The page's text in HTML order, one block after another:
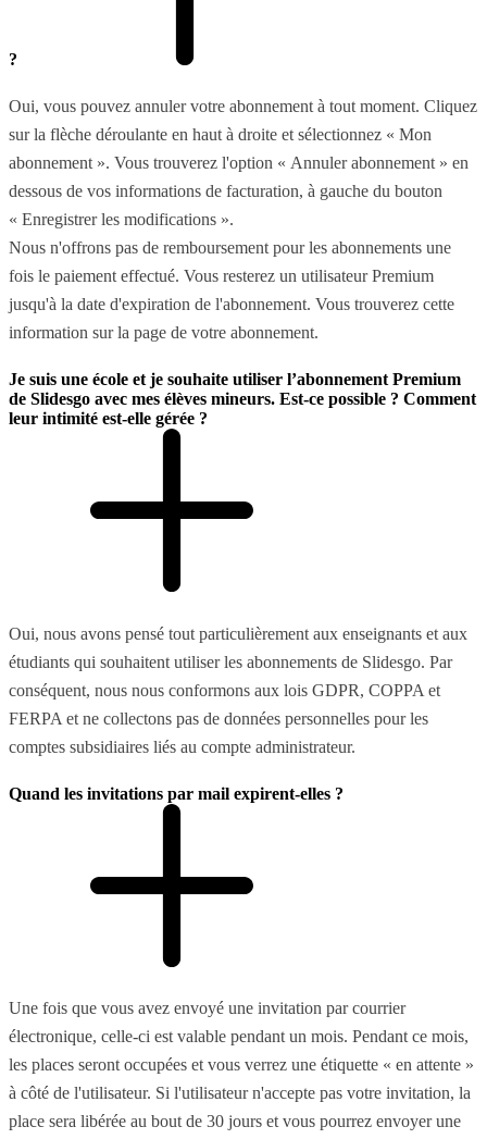
?
Oui, vous pouvez annuler votre abonnement à tout moment. Cliquez
sur la flèche déroulante en haut à droite et sélectionnez « Mon
abonnement ». Vous trouverez l'option « Annuler abonnement » en
dessous de vos informations de facturation, à gauche du bouton
« Enregistrer les modifications ».
Nous n'offrons pas de remboursement pour les abonnements une
fois le paiement effectué. Vous resterez un utilisateur Premium
jusqu'à la date d'expiration de l'abonnement. Vous trouverez cette
information sur la page de votre abonnement.
Je suis une école et je souhaite utiliser l’abonnement Premium
de Slidesgo avec mes élèves mineurs. Est-ce possible ? Comment
leur intimité est-elle gérée ?
Oui, nous avons pensé tout particulièrement aux enseignants et aux
étudiants qui souhaitent utiliser les abonnements de Slidesgo. Par
conséquent, nous nous conformons aux lois GDPR, COPPA et
FERPA et ne collectons pas de données personnelles pour les
comptes subsidiaires liés au compte administrateur.
Quand les invitations par mail expirent-elles ?
Une fois que vous avez envoyé une invitation par courrier
électronique, celle-ci est valable pendant un mois. Pendant ce mois,
les places seront occupées et vous verrez une étiquette « en attente »
à côté de l'utilisateur. Si l'utilisateur n'accepte pas votre invitation, la
place sera libérée au bout de 30 jours et vous pourrez envoyer une